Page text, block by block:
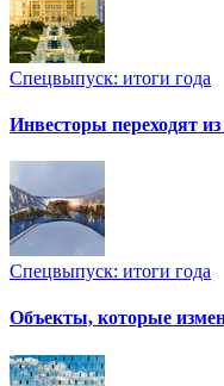
Спецвыпуск: итоги года
Инвесторы переходят
Спецвыпуск: итоги года
Объекты, которые